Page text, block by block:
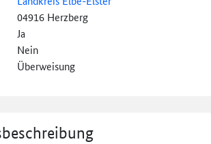
04916 Herzberg
Ja
Nein
Überweisung